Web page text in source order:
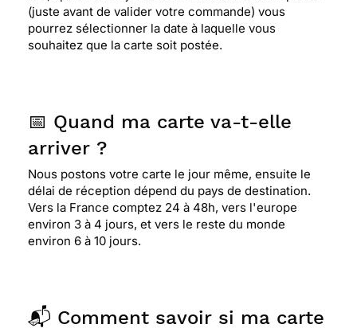
(juste avant de valider votre commande) vous
pourrez sélectionner la date à laquelle vous
souhaitez que la carte soit postée.
📅 Quand ma carte va-t-elle
arriver ?
Nous postons votre carte le jour même, ensuite le
délai de réception dépend du pays de destination.
Vers la France comptez 24 à 48h, vers l'europe
environ 3 à 4 jours, et vers le reste du monde
environ 6 à 10 jours.
📬 Comment savoir si ma carte